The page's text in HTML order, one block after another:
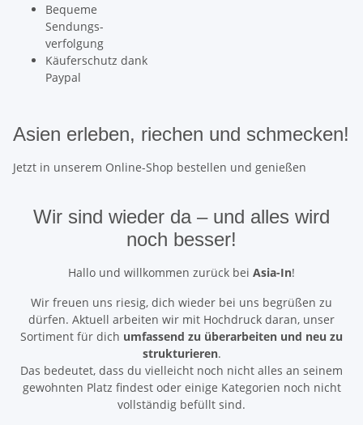
Bequeme
Sendungs-
verfolgung
Käuferschutz dank
Paypal
Asien erleben, riechen und schmecken!
Jetzt in unserem Online-Shop bestellen und genießen
Wir sind wieder da– und alles wird
noch besser!
Hallo und willkommen zurück bei Asia-In!
Wir freuen uns riesig, dich wieder bei uns begrüßen zu
dürfen. Aktuell arbeiten wir mit Hochdruck daran, unser
Sortiment für dich umfassend zu überarbeiten und neu zu
strukturieren.
Das bedeutet, dass du vielleicht noch nicht alles an seinem
gewohnten Platz findest oder einige Kategorien noch nicht
vollständig befüllt sind.